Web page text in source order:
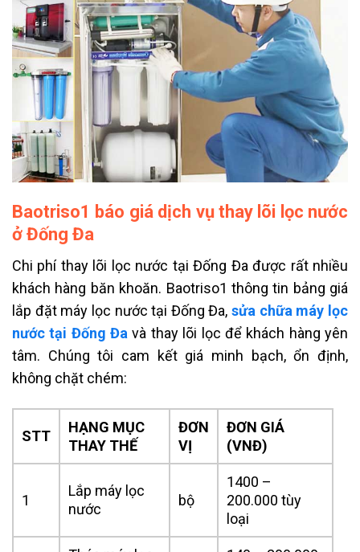
Baotriso1 báo giá dịch vụ thay lõi lọc nước
ở Đống Đa
Chi phí thay lõi lọc nước tại Đống Đa được rất nhiều
khách hàng băn khoăn. Baotriso1 thông tin bảng giá
lắp đặt máy lọc nước tại Đống Đa,sửa chữa máy lọc
nước tại Đống Đa và thay lõi lọc để khách hàng yên
tâm. Chúng tôi cam kết giá minh bạch, ổn định,
không chặt chém:
STT
HẠNG MỤC
THAY THẾ
ĐƠN
VỊ
ĐƠN GIÁ
(VNĐ)
1
Lắp máy lọc
nước
bộ
1400 –
200.000 tùy
loại